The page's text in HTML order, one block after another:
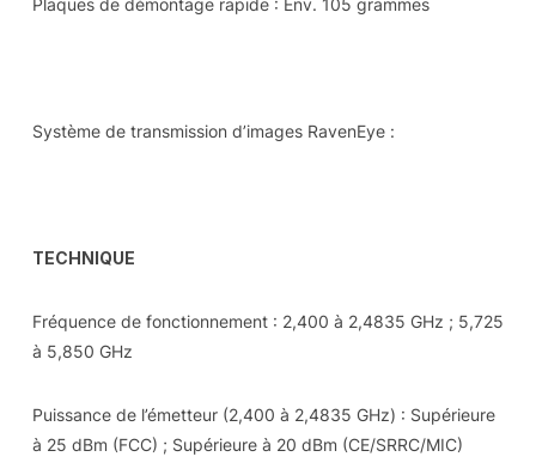
Système de transmission d’images RavenEye :
TECHNIQUE
Fréquence de fonctionnement : 2,400 à 2,4835 GHz ; 5,725
à 5,850 GHz
Puissance de l’émetteur (2,400 à 2,4835 GHz) : Supérieure
à 25 dBm (FCC) ; Supérieure à 20 dBm (CE/SRRC/MIC)